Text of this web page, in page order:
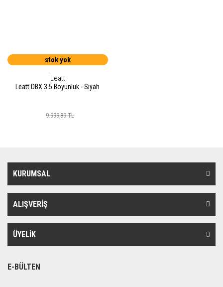
stok yok
Leatt
Leatt DBX 3.5 Boyunluk - Siyah
9.999,89 TL
KURUMSAL
ALIŞVERİŞ
ÜYELİK
E-BÜLTEN